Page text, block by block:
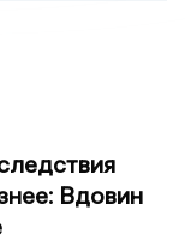
Вдовин